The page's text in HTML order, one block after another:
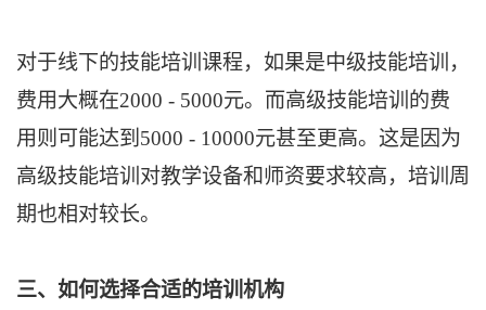
对于线下的技能培训课程，如果是中级技能培训，
费用大概在2000 - 5000元。而高级技能培训的费
用则可能达到5000 - 10000元甚至更高。这是因为
高级技能培训对教学设备和师资要求较高，培训周
期也相对较长。
三、如何选择合适的培训机构